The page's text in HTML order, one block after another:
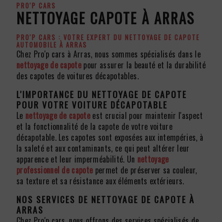
PRO'P CARS
NETTOYAGE CAPOTE À ARRAS
PRO'P CARS : VOTRE EXPERT DU NETTOYAGE DE CAPOTE
AUTOMOBILE À ARRAS
Chez Pro'p cars à Arras, nous sommes spécialisés dans le
nettoyage de capote pour assurer la beauté et la durabilité
des capotes de voitures décapotables.
L'IMPORTANCE DU NETTOYAGE DE CAPOTE
POUR VOTRE VOITURE DÉCAPOTABLE
Le nettoyage de capote est crucial pour maintenir l'aspect
et la fonctionnalité de la capote de votre voiture
décapotable. Les capotes sont exposées aux intempéries, à
la saleté et aux contaminants, ce qui peut altérer leur
apparence et leur imperméabilité. Un nettoyage
professionnel de capote permet de préserver sa couleur,
sa texture et sa résistance aux éléments extérieurs.
NOS SERVICES DE NETTOYAGE DE CAPOTE À
ARRAS